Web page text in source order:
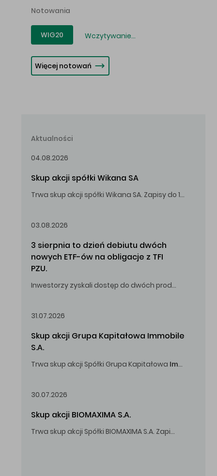
Notowania
WIG20 Wczytywanie...
Więcej notowań
Aktualności
04.08.2026
Skup akcji spółki Wikana SA
Trwa skup akcji spółki Wikana SA. Zapisy do 14.08.2026 r. do godz. 16.00.
03.08.2026
3 sierpnia to dzień debiutu dwóch
nowych ETF-ów na obligacje z TFI
PZU.
Inwestorzy zyskali dostęp do dwóch produktów umożliwiających inwestowanie w obligacje skarbowe.
31.07.2026
Skup akcji Grupa Kapitałowa Immobile
S.A.
Trwa skup akcji Spółki Grupa Kapitałowa Immobile
30.07.2026
Skup akcji BIOMAXIMA S.A.
Trwa skup akcji Spółki BIOMAXIMA S.A. Zapisy do 4 sierpnia 2026 r. do godz. 16.00.